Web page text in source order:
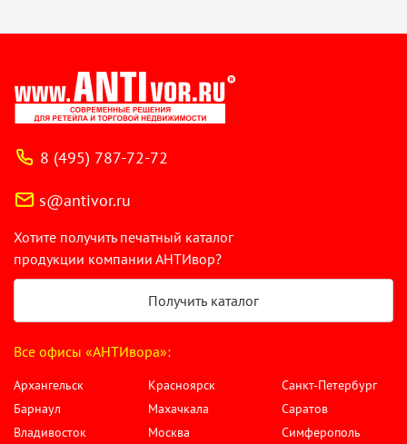
8 (495) 787-72-72
s@antivor.ru
Хотите получить печатный каталог
продукции компании АНТИвор?
Получить каталог
Все офисы «АНТИвора»:
Архангельск
Барнаул
Владивосток
Красноярск
Махачкала
Москва
Санкт-Петербург
Саратов
Симферополь